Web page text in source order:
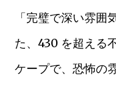
「完璧で深い雰囲
た、430 を超える
ケープで、恐怖の